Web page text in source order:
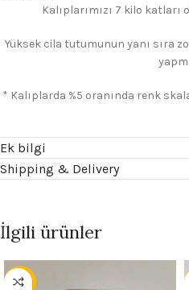
Kalıplarımızı 7 kilo
Yüksek cila tutumunun yanı sıra
* Kalıplarda %5 oranında renk
Ek bilgi
Shipping & Delivery
İlgili ürünler
- 30%